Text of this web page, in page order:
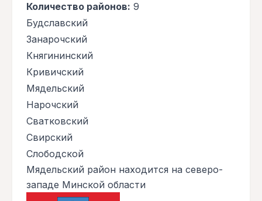
Количество районов: 9
Будславский
Занарочский
Княгининский
Кривичский
Мядельский
Нарочский
Сватковский
Свирский
Слободской
Мядельский район находится на северо-
западе Минской области